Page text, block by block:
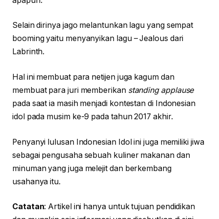
Selain dirinya jago melantunkan lagu yang sempat
booming yaitu menyanyikan lagu – Jealous dari
Labrinth.
Hal ini membuat para netijen juga kagum dan
membuat para juri memberikan standing applause
pada saat ia masih menjadi kontestan di Indonesian
idol pada musim ke-9 pada tahun 2017 akhir.
Penyanyi lulusan Indonesian Idol ini juga memiliki jiwa
sebagai pengusaha sebuah kuliner makanan dan
minuman yang juga melejit dan berkembang
usahanya itu.
Catatan: Artikel ini hanya untuk tujuan pendidikan